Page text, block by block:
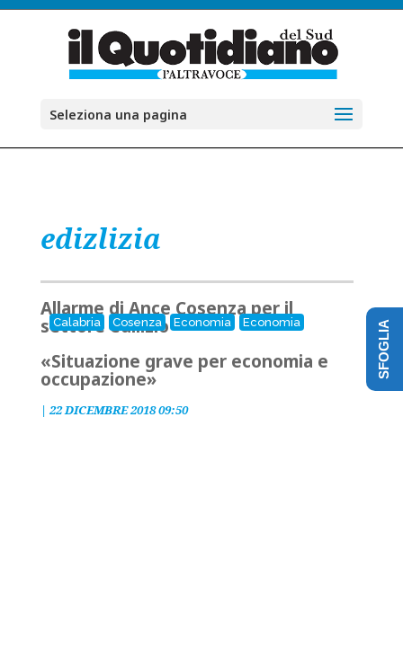
Seleziona una pagina
edizlizia
Calabria Cosenza Economia Economia
Allarme di Ance Cosenza per il
settore edilizio
«Situazione grave per economia e
occupazione»
| 22 DICEMBRE 2018 09:50
SFOGLIA